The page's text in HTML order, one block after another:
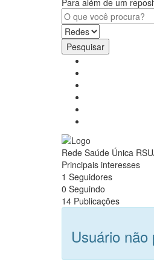
Pesquisar
Rede Saúde Única
Principais interesses
1 Seguidores
0 Seguindo
14 Publicações
Usuário